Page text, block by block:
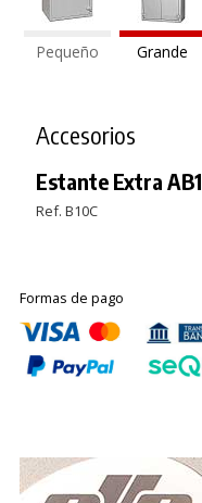
Pequeño Grande
Accesorios
Estante Extra AB1
Ref. B10C
Formas de pago